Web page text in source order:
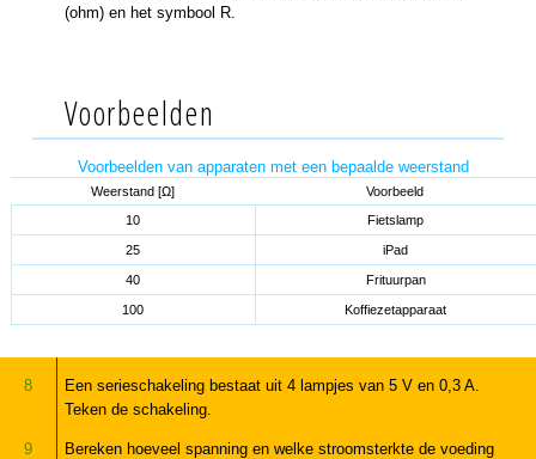
(ohm) en het symbool R.
Voorbeelden
Voorbeelden van apparaten met een bepaalde weerstand
Weerstand [Ω]
Voorbeeld
10
Fietslamp
25 iPad
40 Frituurpan
100 Koffiezetapparaat
8
Een serieschakeling bestaat uit 4 lampjes van 5 V en 0,3 A.
Teken de schakeling.
9
Bereken hoeveel spanning en welke stroomsterkte de voeding